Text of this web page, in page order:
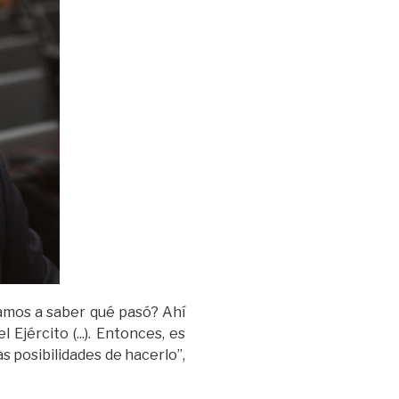
a saber qué pasó? Ahí
(...). Entonces, es
posibilidades de hacerlo”,